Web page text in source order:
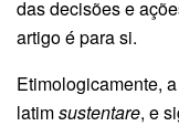
das decisões e
artigo é para si.
Etimologicamente,
latimsustentare, e